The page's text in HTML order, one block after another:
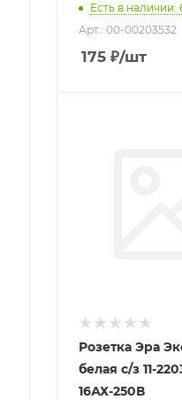
Есть в наличии:
Арт.: 00-00203532
175 ₽/шт
Розетка Эра
белая с/з 11-
16АХ-250В